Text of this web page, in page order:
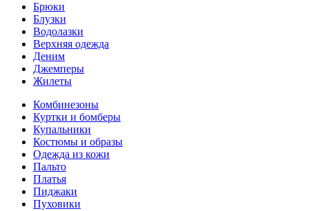
Брюки
Блузки
Водолазки
Верхняя одежда
Деним
Джемперы
Жилеты
Комбинезоны
Куртки и бомберы
Купальники
Костюмы и образы
Одежда из кожи
Пальто
Платья
Пиджаки
Пуховики